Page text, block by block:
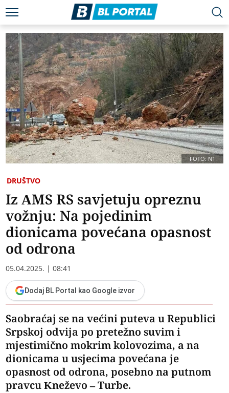
FOTO: N1
DRUŠTVO
Iz AMS RS savjetuju opreznu
vožnju: Na pojedinim
dionicama povećana opasnost
od odrona
05.04.2025. | 08:41
Dodaj BL Portal kao Google izvor
Saobraćaj se na većini puteva u Republici
Srpskoj odvija po pretežno suvim i
mjestimično mokrim kolovozima, a na
dionicama u usjecima povećana je
opasnost od odrona, posebno na putnom
pravcu Kneževo – Turbe.